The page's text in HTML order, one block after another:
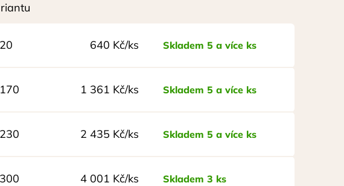
640 Kč/ks Skladem 5 a více ks
1 361 Kč/ks Skladem 5 a více ks
2 435 Kč/ks Skladem 5 a více ks
4 001 Kč/ks Skladem 3 ks